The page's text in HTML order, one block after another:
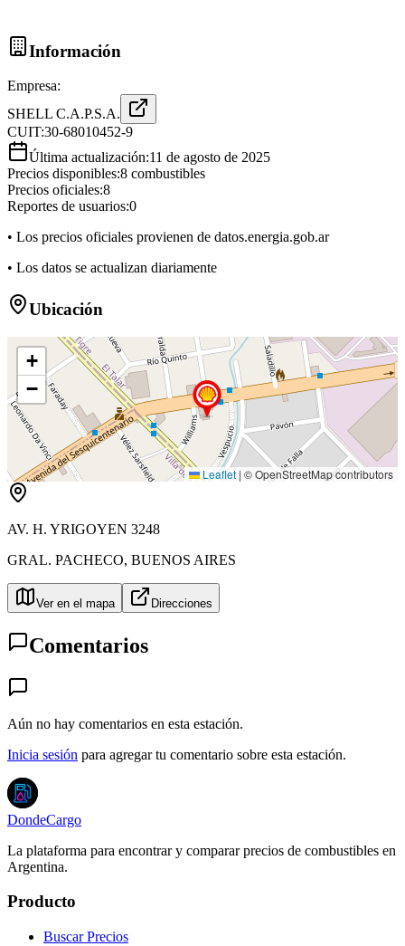
Información
Empresa:
SHELL C.A.P.S.A.
CUIT:30-68010452-9
Última actualización:11 de agosto de 2025
Precios disponibles:8 combustibles
Precios oficiales:8
Reportes de usuarios:0
• Los precios oficiales provienen de datos.energia.gob.ar
• Los datos se actualizan diariamente
Ubicación
+
−
Leaflet | © OpenStreetMap contributors
AV. H. YRIGOYEN 3248
GRAL. PACHECO, BUENOS AIRES
Ver en el mapa Direcciones
Comentarios
Aún no hay comentarios en esta estación.
Inicia sesión para agregar tu comentario sobre esta estación.
DondeCargo
La plataforma para encontrar y comparar precios de combustibles en
Argentina.
Producto
Buscar Precios